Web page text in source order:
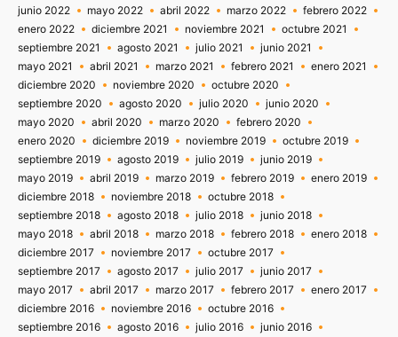
junio 2022
mayo 2022 abril 2022 marzo 2022
febrero 2022
enero 2022
diciembre 2021 noviembre 2021
octubre 2021
septiembre 2021
agosto 2021 julio 2021
junio 2021
mayo 2021
abril 2021 marzo 2021 febrero 2021
enero 2021
diciembre 2020
noviembre 2020
octubre 2020
septiembre 2020
agosto 2020 julio 2020
junio 2020
mayo 2020
abril 2020 marzo 2020
febrero 2020
enero 2020
diciembre 2019 noviembre 2019
octubre 2019
septiembre 2019
agosto 2019 julio 2019
junio 2019
mayo 2019
abril 2019 marzo 2019 febrero 2019
enero 2019
diciembre 2018
noviembre 2018
octubre 2018
septiembre 2018
agosto 2018 julio 2018
junio 2018
mayo 2018
abril 2018 marzo 2018 febrero 2018
enero 2018
diciembre 2017
noviembre 2017
octubre 2017
septiembre 2017
agosto 2017 julio 2017
junio 2017
mayo 2017
abril 2017 marzo 2017 febrero 2017
enero 2017
diciembre 2016
noviembre 2016
octubre 2016
septiembre 2016
agosto 2016 julio 2016 junio 2016